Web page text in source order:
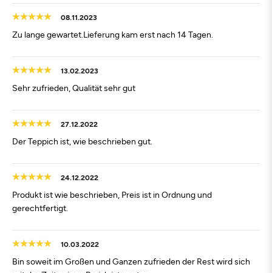
08.11.2023
Zu lange gewartet.Lieferung kam erst nach 14 Tagen.
13.02.2023
Sehr zufrieden, Qualität sehr gut
27.12.2022
Der Teppich ist, wie beschrieben gut.
24.12.2022
Produkt ist wie beschrieben, Preis ist in Ordnung und
gerechtfertigt.
10.03.2022
Bin soweit im Großen und Ganzen zufrieden der Rest wird sich